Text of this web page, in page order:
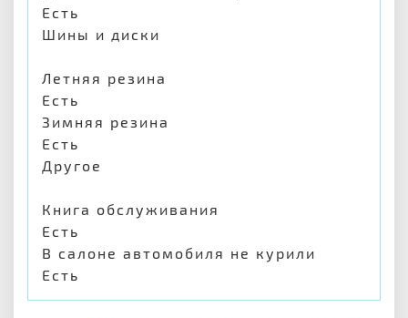
Есть
Шины и диски
Летняя резина
Есть
Зимняя резина
Есть
Другое
Книга обслуживания
Есть
В салоне автомобиля не курили
Есть